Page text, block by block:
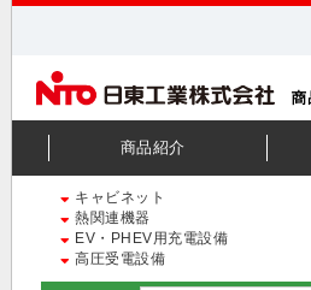
商品紹介
キャビネット
熱関連機器
EV・PHEV用充電設備
高圧受電設備